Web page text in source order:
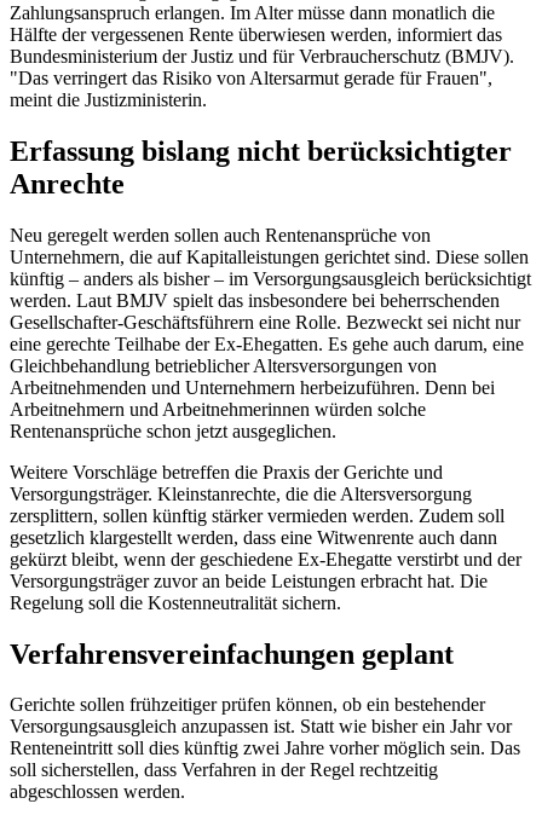
Zahlungsanspruch erlangen. Im Alter müsse dann monatlich die
Hälfte der vergessenen Rente überwiesen werden, informiert das
Bundesministerium der Justiz und für Verbraucherschutz (BMJV).
"Das verringert das Risiko von Altersarmut gerade für Frauen",
meint die Justizministerin.
Erfassung bislang nicht berücksichtigter
Anrechte
Neu geregelt werden sollen auch Rentenansprüche von
Unternehmern, die auf Kapitalleistungen gerichtet sind. Diese sollen
künftig – anders als bisher – im Versorgungsausgleich berücksichtigt
werden. Laut BMJV spielt das insbesondere bei beherrschenden
Gesellschafter-Geschäftsführern eine Rolle. Bezweckt sei nicht nur
eine gerechte Teilhabe der Ex-Ehegatten. Es gehe auch darum, eine
Gleichbehandlung betrieblicher Altersversorgungen von
Arbeitnehmenden und Unternehmern herbeizuführen. Denn bei
Arbeitnehmern und Arbeitnehmerinnen würden solche
Rentenansprüche schon jetzt ausgeglichen.
Weitere Vorschläge betreffen die Praxis der Gerichte und
Versorgungsträger. Kleinstanrechte, die die Altersversorgung
zersplittern, sollen künftig stärker vermieden werden. Zudem soll
gesetzlich klargestellt werden, dass eine Witwenrente auch dann
gekürzt bleibt, wenn der geschiedene Ex‑Ehegatte verstirbt und der
Versorgungsträger zuvor an beide Leistungen erbracht hat. Die
Regelung soll die Kostenneutralität sichern.
Verfahrensvereinfachungen geplant
Gerichte sollen frühzeitiger prüfen können, ob ein bestehender
Versorgungsausgleich anzupassen ist. Statt wie bisher ein Jahr vor
Renteneintritt soll dies künftig zwei Jahre vorher möglich sein. Das
soll sicherstellen, dass Verfahren in der Regel rechtzeitig
abgeschlossen werden.